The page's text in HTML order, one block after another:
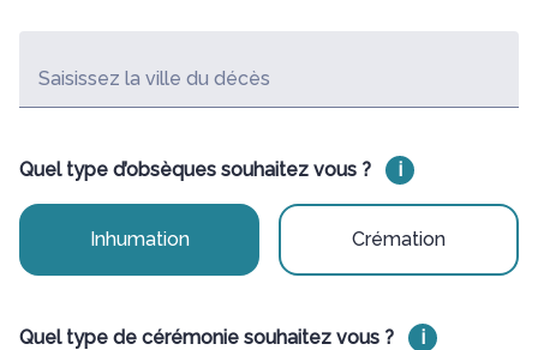
Saisissez la ville du décès
Quel type d’obsèques souhaitez vous ? i
Inhumation Crémation
Quel type de cérémonie souhaitez vous ? i